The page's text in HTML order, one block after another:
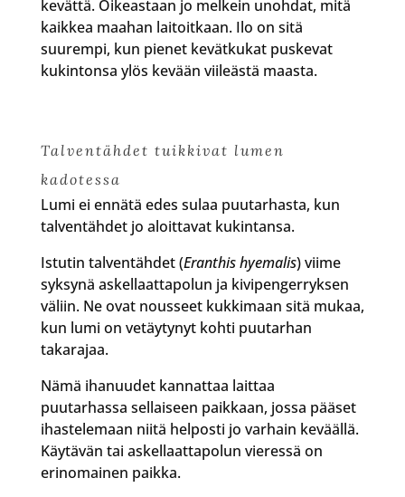
kevättä. Oikeastaan jo melkein unohdat, mitä
kaikkea maahan laitoitkaan. Ilo on sitä
suurempi, kun pienet kevätkukat puskevat
kukintonsa ylös kevään viileästä maasta.
Talventähdet tuikkivat lumen
kadotessa
Lumi ei ennätä edes sulaa puutarhasta, kun
talventähdet jo aloittavat kukintansa.
Istutin talventähdet (Eranthis hyemalis) viime
syksynä askellaattapolun ja kivipengerryksen
väliin. Ne ovat nousseet kukkimaan sitä mukaa,
kun lumi on vetäytynyt kohti puutarhan
takarajaa.
Nämä ihanuudet kannattaa laittaa
puutarhassa sellaiseen paikkaan, jossa pääset
ihastelemaan niitä helposti jo varhain keväällä.
Käytävän tai askellaattapolun vieressä on
erinomainen paikka.